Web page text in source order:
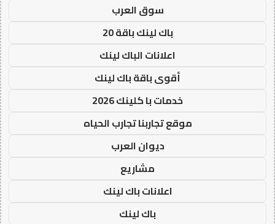
سوق العرب
باك لينك باقة 20
اعلانات الباك لينك
أقوى باقة باك لينك
خدمات با كلينك 2026
موقع تجاربنا تجارب الحياه
ديوان العرب
مشاريع
اعلانات باك لينك
باك لينك